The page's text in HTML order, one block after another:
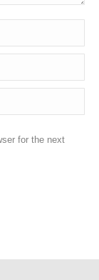
for the next